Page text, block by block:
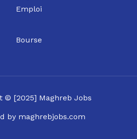
Emploi
Bourse
© [2025] Maghreb Jobs
by maghrebjobs.com